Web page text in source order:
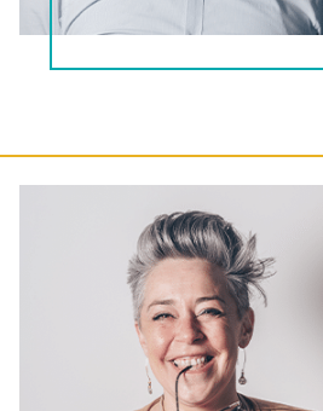
Valeska
GDPR